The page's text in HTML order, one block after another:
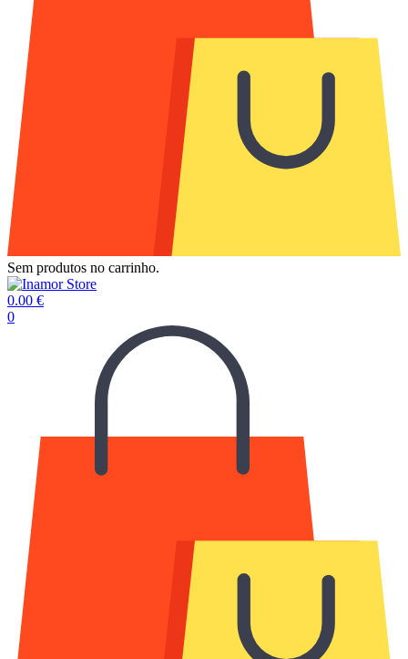
Sem produtos no carrinho.
0.00 €
0